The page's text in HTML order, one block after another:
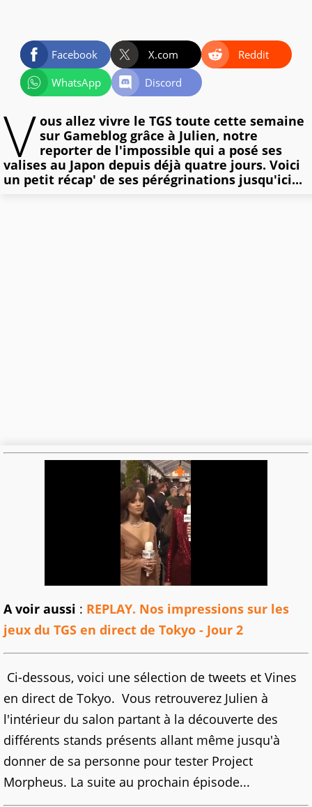
Facebook X.com
Reddit
WhatsApp
Discord
V ous allez vivre le TGS toute cette semaine
sur Gameblog grâce à Julien, notre
reporter de l'impossible qui a posé ses
valises au Japon depuis déjà quatre jours. Voici
un petit récap' de ses pérégrinations jusqu'ici...
A voir aussi : REPLAY. Nos impressions sur les
jeux du TGS en direct de Tokyo - Jour 2
Ci-dessous, voici une sélection de tweets et Vines
en direct de Tokyo. Vous retrouverez Julien à
l'intérieur du salon partant à la découverte des
différents stands présents allant même jusqu'à
donner de sa personne pour tester Project
Morpheus. La suite au prochain épisode...